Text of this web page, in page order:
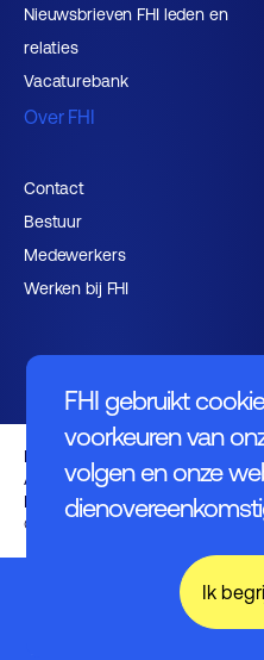
FHI gebruikt
voorkeuren van
volgen en onze
Ik
Nieuwsbrieven FHI leden en
relaties
Vacaturebank
Over FHI
Contact
Bestuur
Medewerkers
Werken bij FHI
Privacybeleid
Algemene voorwaarden
Disclaimer
© FHI 2026